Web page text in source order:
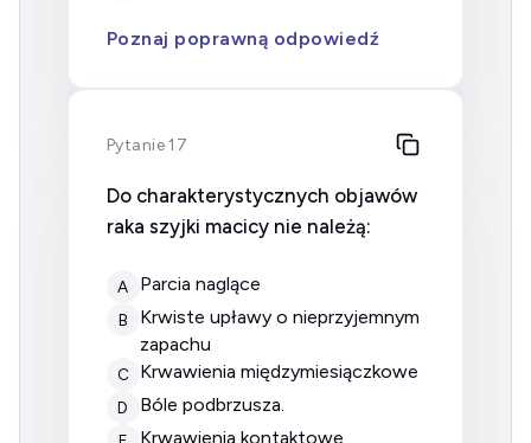
Poznaj poprawną odpowiedź
Pytanie 17
Do charakterystycznych objawów
raka szyjki macicy nie należą:
A parcia naglące
B
krwiste upławy o nieprzyjemnym
zapachu
C krwawienia międzymiesiączkowe
D bóle podbrzusza.
krwawienia kontaktowe.